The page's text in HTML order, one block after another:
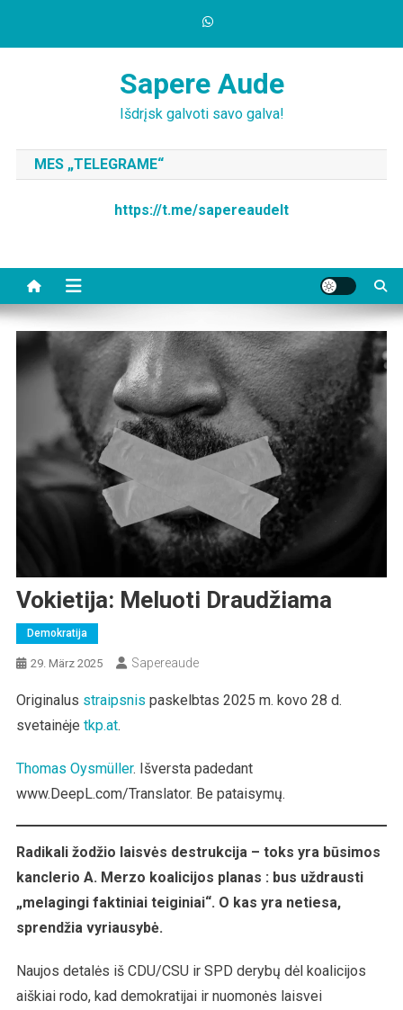
Sapere Aude
Išdrįsk galvoti savo galva!
MES „TELEGRAME“
https://t.me/sapereaudelt
Vokietija: Meluoti Draudžiama
Demokratija
29. März 2025 Sapereaude
Originalus straipsnis paskelbtas 2025 m. kovo 28 d.
svetainėje tkp.at.
Thomas Oysmüller. Išversta padedant
www.DeepL.com/Translator. Be pataisymų.
Radikali žodžio laisvės destrukcija – toks yra būsimos
kanclerio A. Merzo koalicijos planas : bus uždrausti
„melagingi faktiniai teiginiai“. O kas yra netiesa,
sprendžia vyriausybė.
Naujos detalės iš CDU/CSU ir SPD derybų dėl koalicijos
aiškiai rodo, kad demokratijai ir nuomonės laisvei